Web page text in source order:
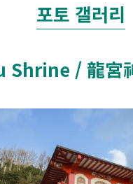
포토 갤러리
Shrine / 龍宮